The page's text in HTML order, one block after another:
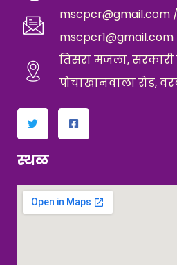
mscpcr@gmail.com /
mscpcr1@gmail.com
तिसरा मजला,
पोचाखानवाला रोड,
स्थळ